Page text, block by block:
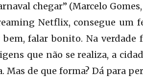
chegar” (Marcelo
Netflix, consegue um
falar bonito. Na verdade
que não se realiza, a
de que forma? Dá para